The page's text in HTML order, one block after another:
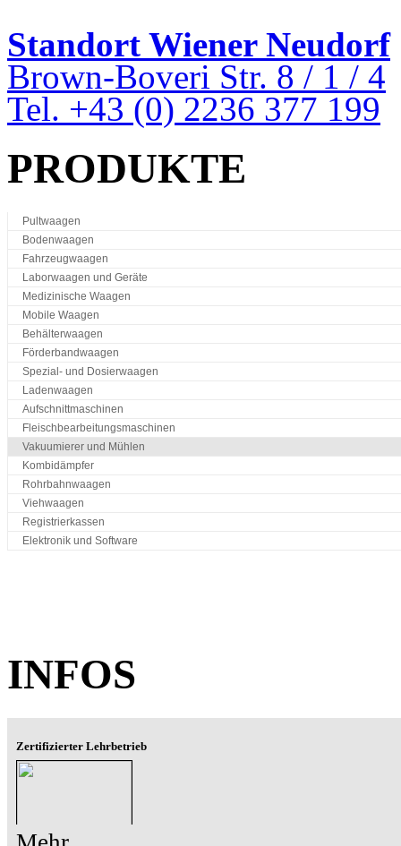
Standort Wiener Neudorf
Brown-Boveri Str. 8 / 1 / 4
Tel. +43 (0) 2236 377 199
PRODUKTE
Pultwaagen
Bodenwaagen
Fahrzeugwaagen
Laborwaagen und Geräte
Medizinische Waagen
Mobile Waagen
Behälterwaagen
Förderbandwaagen
Spezial- und Dosierwaagen
Ladenwaagen
Aufschnittmaschinen
Fleischbearbeitungsmaschinen
Vakuumierer und Mühlen
Kombidämpfer
Rohrbahnwaagen
Viehwaagen
Registrierkassen
Elektronik und Software
INFOS
Zertifizierter Lehrbetrieb